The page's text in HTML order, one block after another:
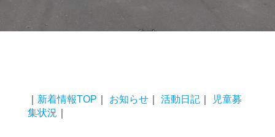
新着情報TOP お知らせ 活動日記
児童募
集状況